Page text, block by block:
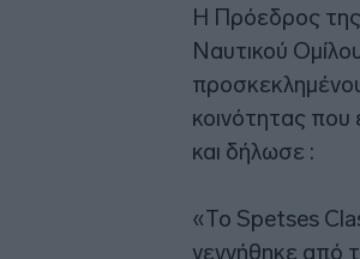
Η Πρόεδρος
Ναυτικού
κοινότητας
και δήλωσε :
«Το Spetses
γεννήθηκε από